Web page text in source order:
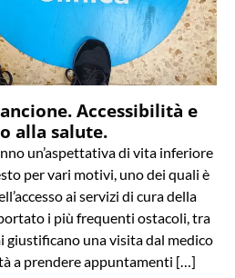
Accessibilità e
alla salute.
un’aspettativa di vita inferiore
per vari motivi, uno dei quali è
ai servizi di cura della
i più frequenti ostacoli, tra
giustificano una visita dal medico
a prendere appuntamenti […]